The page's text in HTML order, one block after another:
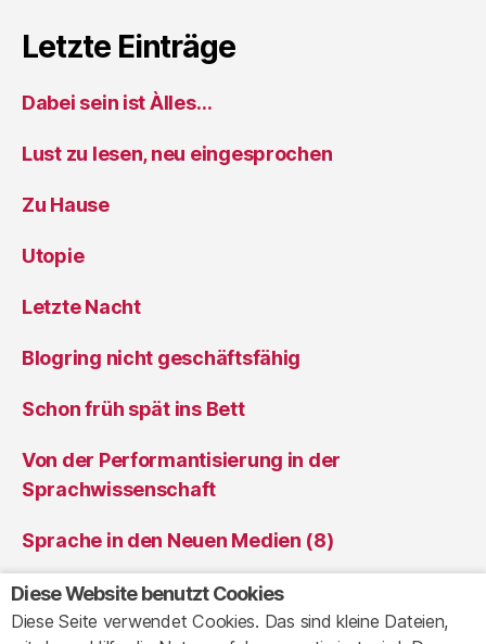
Letzte Einträge
Dabei sein ist Àlles…
Lust zu lesen, neu eingesprochen
Zu Hause
Utopie
Letzte Nacht
Blogring nicht geschäftsfähig
Schon früh spät ins Bett
Von der Performantisierung in der
Sprachwissenschaft
Sprache in den Neuen Medien (8)
Sprache in den Neuen Medien (7)
Diese Website benutzt Cookies
Diese Seite verwendet Cookies. Das sind kleine Dateien,